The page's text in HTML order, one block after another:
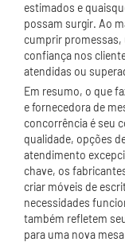
estimados e
possam surgir. Ao
cumprir
confiança nos
atendidas ou
Em resumo, o que
e fornecedora de
concorrência é seu
qualidade, opções
atendimento
chave, os
criar móveis de
necessidades
também refletem
para uma nova